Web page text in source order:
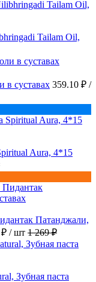
Tailam Oil,
в суставах 359.10 ₽ /
Aura, 4*15
Патанджали,
₽ / шт 1 269 ₽
Зубная паста